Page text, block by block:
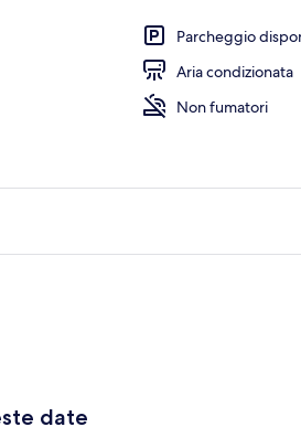
Parcheggio
Aria condizionata
Non fumatori
date